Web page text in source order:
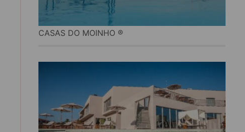
CASAS DO MOINHO ®